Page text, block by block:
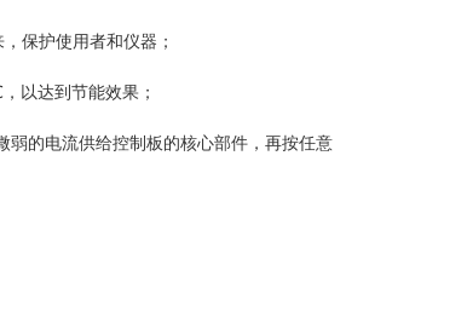
保护使用者和仪器；
以达到节能效果；
弱的电流供给控制板的核心部件，再按任意